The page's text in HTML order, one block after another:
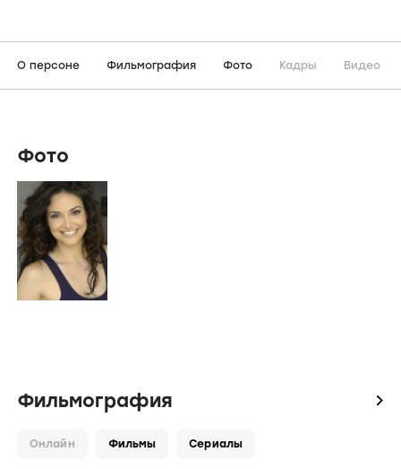
О персоне Фильмография Фото Кадры Видео
Фото
Фильмография icon
Онлайн Фильмы Сериалы